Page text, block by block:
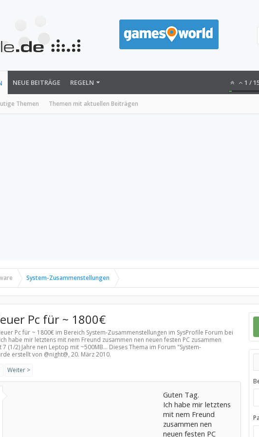
Themen Themen mit aktuellen Beiträgen
NEUE BEITRÄGE REGELN 1 /
System-Zusammenstellungen
Pc für ~ 1800€
Pc für ~ 1800€ im Bereich System-Zusammenstellungen im SysProfile Forum bei
habe mir letztens mit nem Freund zusammen nen neuen festen PC zusammen
(1/2) Jahre nen Leptop mit ~500MB... Dieses Thema im Forum "System-
erstellt von @night@, 20. März 2010.
Weiter >
Guten Tag.
Ich habe mir letztens
mit nem Freund
zusammen nen
neuen festen PC